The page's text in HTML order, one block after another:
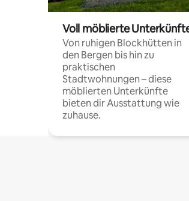
Voll möblierte
Von ruhigen Blockhütten in
den Bergen bis hin zu
praktischen
Stadtwohnungen – diese
möblierten Unterkünfte
bieten dir Ausstattung wie
zuhause.